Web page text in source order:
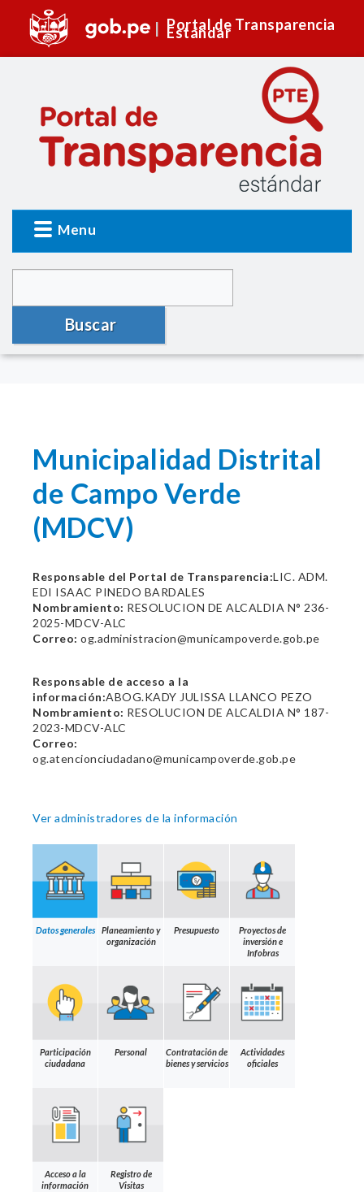
Portal de Transparencia
Estándar
Menu
Buscar
Municipalidad Distrital
de Campo Verde
(MDCV)
Responsable del Portal de Transparencia:LIC. ADM.
EDI ISAAC PINEDO BARDALES
Nombramiento: RESOLUCION DE ALCALDIA N° 236-
2025-MDCV-ALC
Correo: og.administracion@municampoverde.gob.pe
Responsable de acceso a la
información:ABOG.KADY JULISSA LLANCO PEZO
Nombramiento: RESOLUCION DE ALCALDIA N° 187-
2023-MDCV-ALC
Correo:
og.atencionciudadano@municampoverde.gob.pe
Ver administradores de la información
Datos generales
Planeamiento y
organización
Presupuesto
Proyectos de
inversión e
Infobras
Participación
ciudadana
Personal
Contratación de
bienes y servicios
Actividades
oficiales
Acceso a la
información
Registro de
Visitas